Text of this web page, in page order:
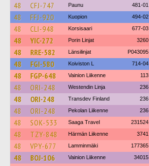
48 CFJ-747 Paunu 481-01
48 FFJ-920 Kuopion 494-02
48 CLI-948 Korsisaari 677-03
48 YIC-272 Porin Linjat 3260
48 RRE-582 Länsilinjat P043095
48 FGI-580 Koiviston L 714-04
48 FGP-648 Vainion Liikenne 113
48 ORI-248 Westendin Linja 236
48 ORI-248 Transdev Finland 236
48 ORI-248 Pekolan Liikenne 236
48 SOK-533 Saaga Travel 231524
48 TZY-848 Härmän Liikenne 3741
48 VPY-677 Lamminmäki 177365
48 BOJ-106 Vainion Liikenne 34015